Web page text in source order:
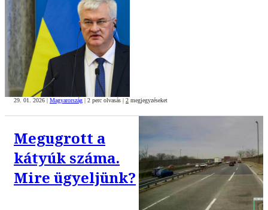
29. 01. 2026 | Magyarország | 2 perc olvasás | 2 megjegyzéseket
Megugrott a
kátyúk száma.
Mire ügyeljünk?